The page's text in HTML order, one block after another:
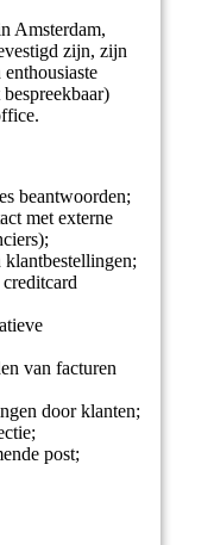
Amsterdam,
zijn, zijn
beantwoorden;
met externe
van facturen
door klanten;
post;